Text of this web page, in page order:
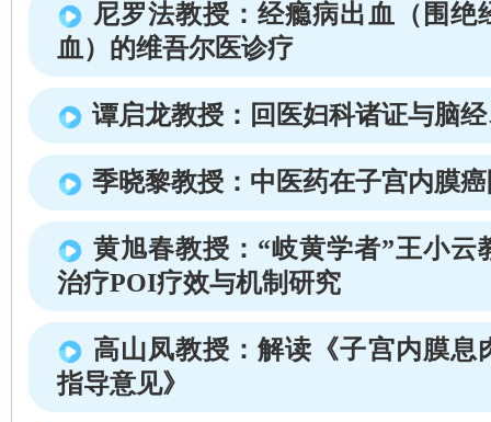
尼罗法教授：经瘾病出血（围绝
血）的维吾尔医诊疗
谭启龙教授：回医妇科诸证与脑
季晓黎教授：中医药在子宫内膜
黄旭春教授：“岐黄学者”王小云
治疗POI疗效与机制研究
高山凤教授：解读《子宫内膜息
指导意见》